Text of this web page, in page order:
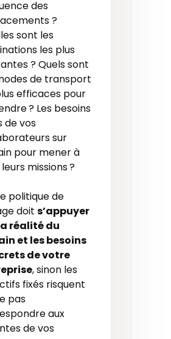
des
?
sont les
les plus
? Quels sont
de transport
efficaces pour
? Les besoins
de vos
sur
pour mener à
missions ?
politique de
doit s’appuyer
réalité du
et les besoins
de votre
, sinon les
fixés risquent
pas
aux
de vos